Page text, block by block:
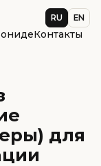
Контакты
RU EN
для